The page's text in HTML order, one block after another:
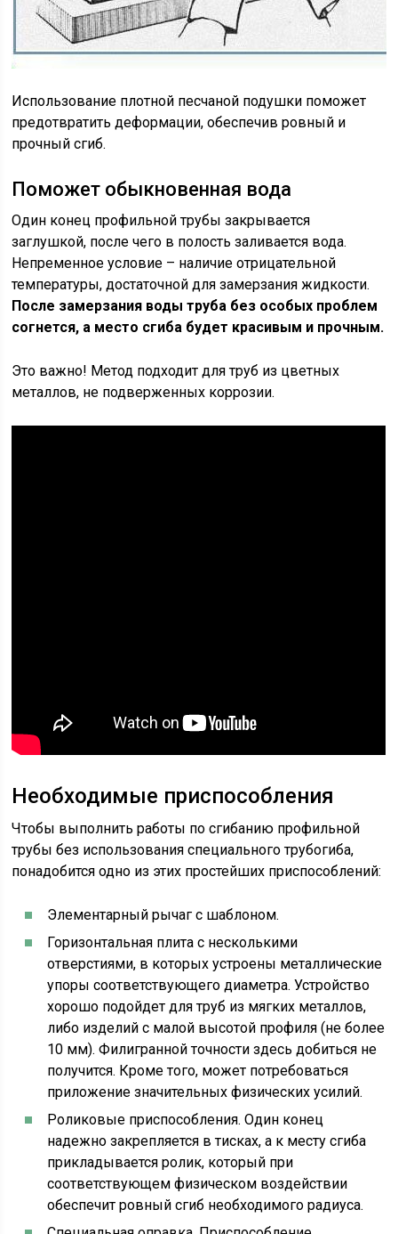
Использование плотной песчаной подушки поможет
предотвратить деформации, обеспечив ровный и
прочный сгиб.
Поможет обыкновенная вода
Один конец профильной трубы закрывается
заглушкой, после чего в полость заливается вода.
Непременное условие – наличие отрицательной
температуры, достаточной для замерзания жидкости.
После замерзания воды труба без особых проблем
согнется, а место сгиба будет красивым и прочным.
Это важно! Метод подходит для труб из цветных
металлов, не подверженных коррозии.
Необходимые приспособления
Чтобы выполнить работы по сгибанию профильной
трубы без использования специального трубогиба,
понадобится одно из этих простейших приспособлений:
Элементарный рычаг с шаблоном.
Горизонтальная плита с несколькими
отверстиями, в которых устроены металлические
упоры соответствующего диаметра. Устройство
хорошо подойдет для труб из мягких металлов,
либо изделий с малой высотой профиля (не более
10 мм). Филигранной точности здесь добиться не
получится. Кроме того, может потребоваться
приложение значительных физических усилий.
Роликовые приспособления. Один конец
надежно закрепляется в тисках, а к месту сгиба
прикладывается ролик, который при
соответствующем физическом воздействии
обеспечит ровный сгиб необходимого радиуса.